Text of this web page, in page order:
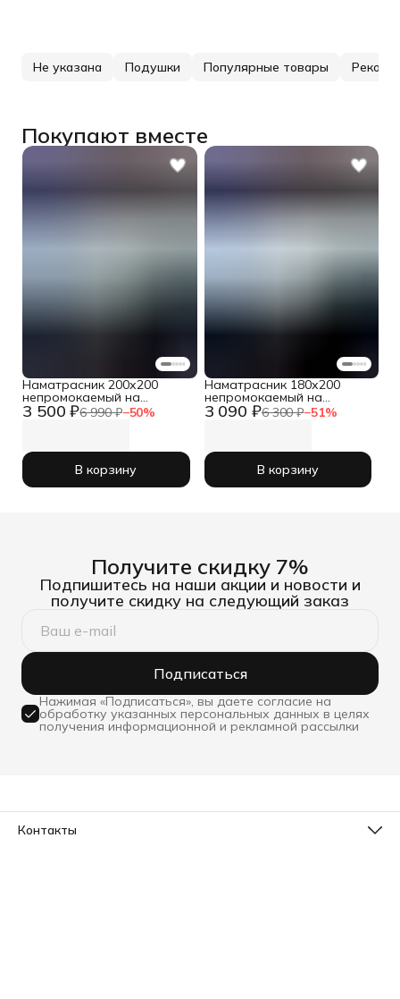
Не указана Подушки Популярные товары
Покупают вместе
3 500 ₽6 990 ₽−50%
Наматрасник 200х200
непромокаемый на
резинке с бортом
В корзину
3 090 ₽6 300 ₽−51%
Наматрасник 180х200
непромокаемый на
резинке с бортом
В корзину
Получите скидку 7%
Подпишитесь на наши акции и новости и
получите скидку на следующий заказ
Подписаться
Нажимая «Подписаться», вы даете согласие на
обработку указанных персональных данных в целях
получения информационной и рекламной рассылки
Контакты